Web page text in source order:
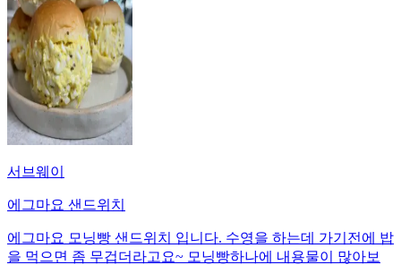
서브웨이
에그마요 샌드위치
에그마요 모닝빵 샌드위치 입니다. 수영을 하는데 가기전에 밥
을 먹으면 좀 무겁더라고요~ 모닝빵하나에 내용물이 많아보